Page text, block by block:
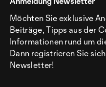
Möchten Sie exklusive
Beiträge, Tipps aus der
Informationen rund um
Dann registrieren Sie
Newsletter!